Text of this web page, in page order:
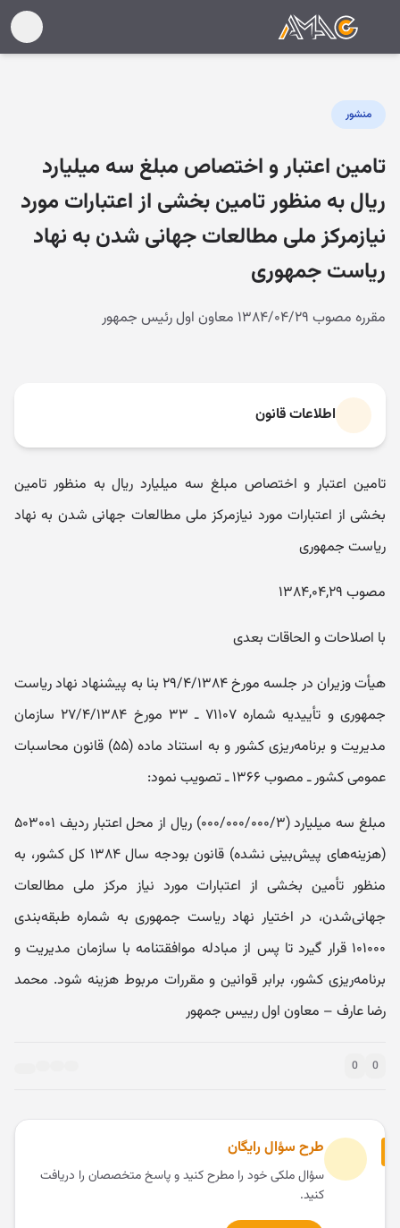
منشور
تامین اعتبار و اختصاص مبلغ سه میلیارد
ریال به منظور تامین بخشی از اعتبارات مورد
نیازمرکز ملی مطالعات جهانی شدن به نهاد
ریاست جمهوری
مقرره مصوب ۱۳۸۴/۰۴/۲۹ معاون اول رئیس جمهور
اطلاعات قانون
تامین اعتبار و اختصاص مبلغ سه میلیارد ریال به منظور تامین
بخشی از اعتبارات مورد نیازمرکز ملی مطالعات جهانی شدن به نهاد
ریاست جمهوری
مصوب ۱۳۸۴,۰۴,۲۹
با اصلاحات و الحاقات بعدی
هیأ‌ت و‌زیران در جلسه مورخ ۲۹/۴/۱۳۸۴ بنا به پیشنهاد نهاد ریاست
جمهوری و تأ‌ییدیه شماره ۷۱۱۰۷ ـ ۳۳ مورخ ۲۷/۴/۱۳۸۴ سازمان
مدیریت و برنامه‌ریزی کشور و به استناد ماده (۵۵) قانون محاسبات
عمومی کشور ـ مصوب ۱۳۶۶ ـ تصویب نمود:
مبلغ سه‌ میلیارد (۰۰۰/۰۰۰/۰۰۰/۳) ریال از محل اعتبار ردیف ۵۰۳۰۰۱
(هزینه‌های پیش‌بینی نشده) قانون بودجه سال ۱۳۸۴ کل کشور، به
منظور تأ‌مین بخشی از اعتبارات مورد نیاز مرکز ملی مطالعات
جهانی‌شدن، در اختیار نهاد ریاست جمهوری به شماره طبقه‌بندی
۱۰۱۰۰۰ قرار گیرد تا پس از مبادله موافقتنامه با سازمان مدیریت و
برنامه‌ریزی کشور، برابر قوانین و مقررات مربوط هزینه شود. محمد
رضا عارف – معاون اول رییس جمهور
0
0
طرح سؤال رایگان
سؤال ملکی خود را مطرح کنید و پاسخ متخصصان را دریافت
کنید.